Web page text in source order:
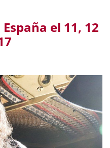
el 11, 12